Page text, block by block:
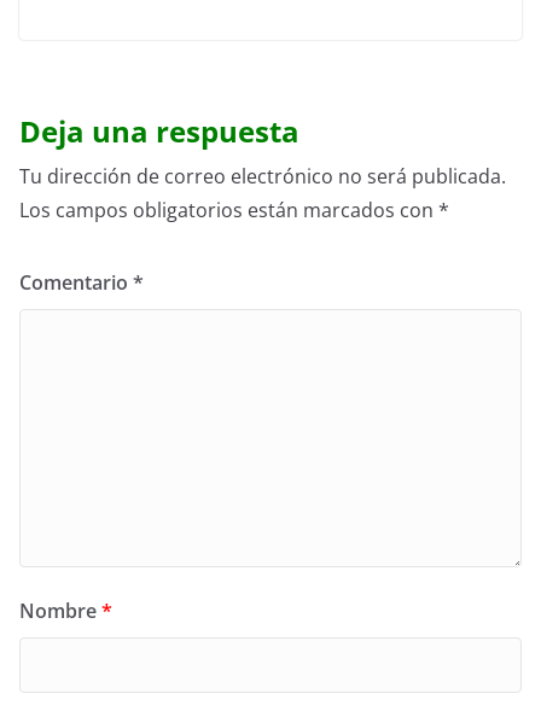
Deja una respuesta
Tu dirección de correo electrónico no será publicada.
Los campos obligatorios están marcados con *
Comentario *
Nombre*